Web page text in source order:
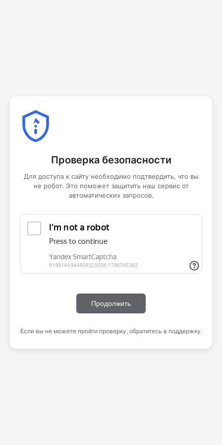
Проверка безопасности
Для доступа к сайту необходимо подтвердить, что вы
не робот. Это поможет защитить наш сервис от
автоматических запросов.
Продолжить
Если вы не можете пройти проверку, обратитесь в поддержку.